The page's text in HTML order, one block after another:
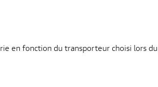
en fonction du transporteur choisi lors